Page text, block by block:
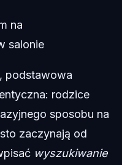
na
salonie
podstawowa
rodzice
sposobu na
zaczynają od
wyszukiwanie